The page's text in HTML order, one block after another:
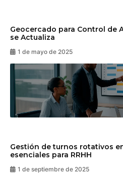
Geocercado para Control de
se Actualiza
1 de mayo de 2025
Gestión de turnos rotativos
esenciales para RRHH
1 de septiembre de 2025